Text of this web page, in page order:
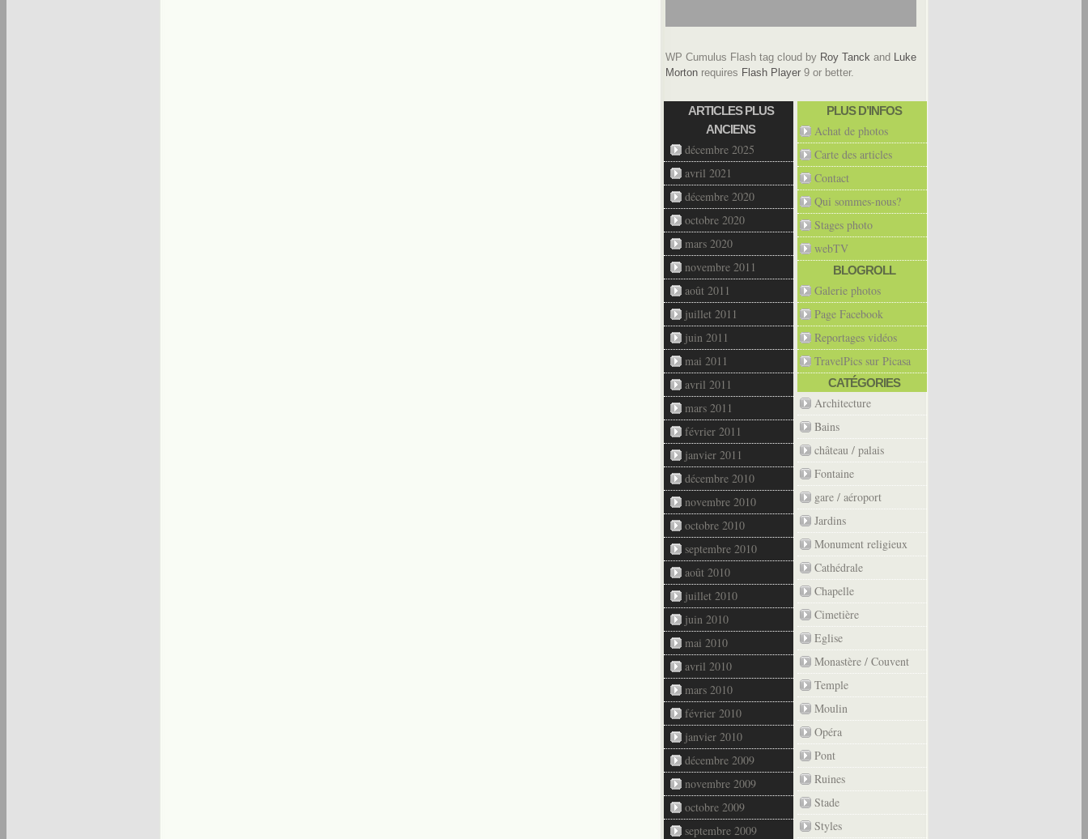
WP Cumulus Flash tag cloud by Roy Tanck and Luke
Morton requires Flash Player 9 or better.
ARTICLES PLUS
ANCIENS
décembre 2025
avril 2021
décembre 2020
octobre 2020
mars 2020
novembre 2011
août 2011
juillet 2011
juin 2011
mai 2011
avril 2011
mars 2011
février 2011
janvier 2011
décembre 2010
novembre 2010
octobre 2010
septembre 2010
août 2010
juillet 2010
juin 2010
mai 2010
avril 2010
mars 2010
février 2010
janvier 2010
décembre 2009
novembre 2009
octobre 2009
septembre 2009
PLUS D’INFOS
Achat de photos
Carte des articles
Contact
Qui sommes-nous?
Stages photo
webTV
BLOGROLL
Galerie photos
Page Facebook
Reportages vidéos
TravelPics sur Picasa
CATÉGORIES
Architecture
Bains
château / palais
Fontaine
gare / aéroport
Jardins
Monument religieux
Cathédrale
Chapelle
Cimetière
Eglise
Monastère / Couvent
Temple
Moulin
Opéra
Pont
Ruines
Stade
Styles